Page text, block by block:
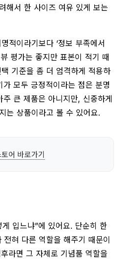
해서 한 사이즈 여유 있게 보는
적이라기보다 ‘정보 부족에서
평가는 좋지만 표본이 적기 때
기준을 좀 더 엄격하게 적용하
모두 긍정적이라는 점은 분명
큰 제품은 아니지만, 신중하게
는 상품이라고 볼 수 있어요.
어 바로가기
입느냐”에 있어요. 단순히 한
혀 다른 역할을 해주기 때문이
라면 그 자체로 기념품 역할을